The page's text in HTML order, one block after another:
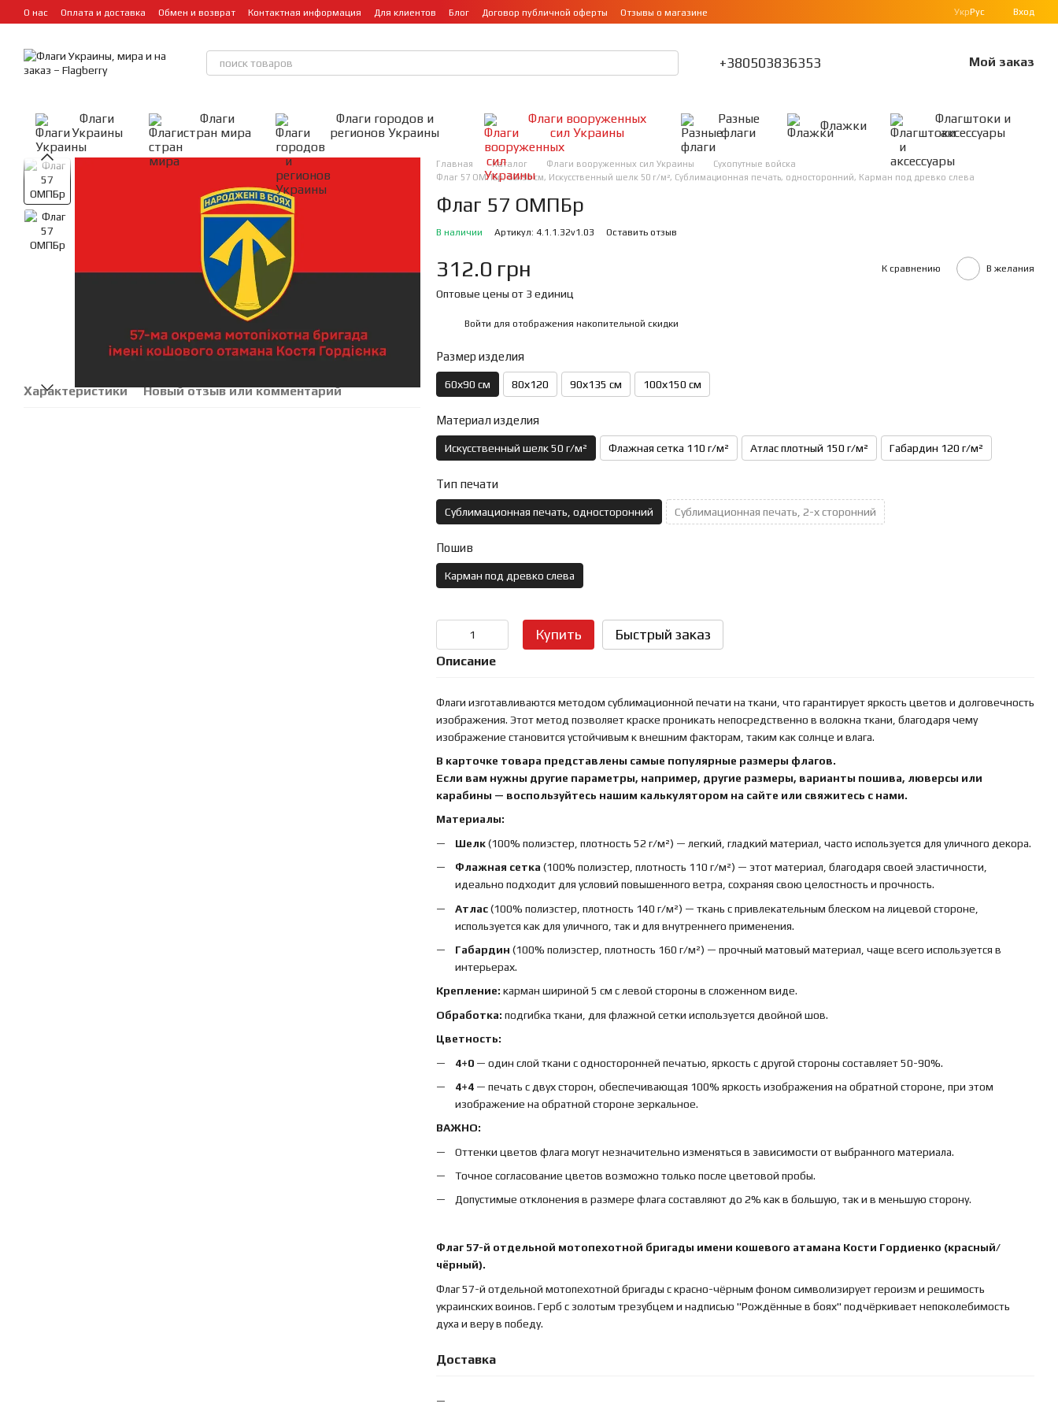
Перейти к основному контенту
О нас Оплата и доставка Обмен и возврат Контактная информация Для клиентов Блог Договор публичной оферты Отзывы о магазине УкрРус Вход
+380503836353 Мой заказ
Флаги
Украины
Флаги
стран мира
Флаги городов и
регионов Украины
Флаги вооруженных
сил Украины
Разные
флаги
Флажки
Флагштоки и
аксессуары
Характеристики Новый отзыв или комментарий
Главная Каталог Флаги вооруженных сил Украины
Сухопутные войска
Флаг 57 ОМПБр, 60х90 см, Искусственный шелк 50 г/м², Сублимационная печать, односторонний, Карман под древко слева
Флаг 57 ОМПБр
В наличии Артикул: 4.1.1.32v1.03 Оставить отзыв
312.0 грн К сравнению В желания
Оптовые цены от 3 единиц
Войти для отображения накопительной скидки
Размер изделия
60х90 см 80х120 90х135 см 100х150 см
Материал изделия
Искусственный шелк 50 г/м² Флажная сетка 110 г/м² Атлас плотный 150 г/м² Габардин 120 г/м²
Тип печати
Сублимационная печать, односторонний Сублимационная печать, 2-х сторонний
Пошив
Карман под древко слева
Купить Быстрый заказ
Описание
Флаги изготавливаются методом сублимационной печати на ткани, что гарантирует яркость цветов и долговечность
изображения. Этот метод позволяет краске проникать непосредственно в волокна ткани, благодаря чему
изображение становится устойчивым к внешним факторам, таким как солнце и влага.
В карточке товара представлены самые популярные размеры флагов.
Если вам нужны другие параметры, например, другие размеры, варианты пошива, люверсы или
карабины — воспользуйтесь нашим калькулятором на сайте или свяжитесь с нами.
Материалы:
Шелк(100% полиэстер, плотность 52 г/м²) — легкий, гладкий материал, часто используется для уличного декора.
Флажная сетка (100% полиэстер, плотность 110 г/м²) — этот материал, благодаря своей эластичности,
идеально подходит для условий повышенного ветра, сохраняя свою целостность и прочность.
Атлас(100% полиэстер, плотность 140 г/м²) — ткань с привлекательным блеском на лицевой стороне,
используется как для уличного, так и для внутреннего применения.
Габардин (100% полиэстер, плотность 160 г/м²) — прочный матовый материал, чаще всего используется в
интерьерах.
Крепление: карман шириной 5 см с левой стороны в сложенном виде.
Обработка: подгибка ткани, для флажной сетки используется двойной шов.
Цветность:
4+0— один слой ткани с односторонней печатью, яркость с другой стороны составляет 50-90%.
4+4— печать с двух сторон, обеспечивающая 100% яркость изображения на обратной стороне, при этом
изображение на обратной стороне зеркальное.
ВАЖНО:
Оттенки цветов флага могут незначительно изменяться в зависимости от выбранного материала.
Точное согласование цветов возможно только после цветовой пробы.
Допустимые отклонения в размере флага составляют до 2% как в большую, так и в меньшую сторону.
Флаг 57-й отдельной мотопехотной бригады имени кошевого атамана Кости Гордиенко (красный/
чёрный).
Флаг 57-й отдельной мотопехотной бригады с красно-чёрным фоном символизирует героизм и решимость
украинских воинов. Герб с золотым трезубцем и надписью "Рождённые в боях" подчёркивает непоколебимость
духа и веру в победу.
Доставка